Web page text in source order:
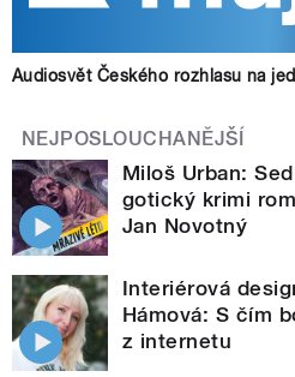
Audiosvět Českého rozhlasu na
NEJPOSLOUCHANĚJŠÍ
Miloš Urban:
gotický krimi
Jan Novotný
Interiérová
Hámová: S čím
z internetu